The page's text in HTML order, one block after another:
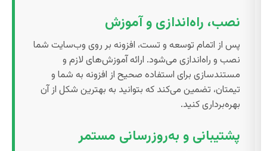
نصب، راه‌اندازی و آموزش
پس از اتمام توسعه و تست، افزونه بر روی وب‌سایت شما
نصب و راه‌اندازی می‌شود. ارائه آموزش‌های لازم و
مستندسازی برای استفاده صحیح از افزونه به شما و
تیمتان، تضمین می‌کند که بتوانید به بهترین شکل از آن
بهره‌برداری کنید.
پشتیبانی و به‌روزرسانی مستمر